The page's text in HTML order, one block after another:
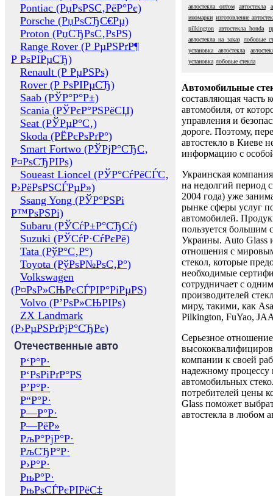
Pontiac (РџРѕРЅС‚РёР°Рє)
Porsche (РџРѕСЂС€Рµ)
Proton (РџСЂРѕС‚РѕРЅ)
Range Rover (Р РµРЅРґР¶
Р РѕРІРµСЂ)
Renault (Р РµРЅРѕ)
Rover (Р РѕРІРµСЂ)
Saab (РЎР°Р°Р±)
Scania (РЎРєР°РЅРёСЏ)
Seat (РЎРµР°С‚)
Skoda (РЁРєРѕРґР°)
Smart Fortwo (РЎРјР°СЂС‚
Р¤РѕСЂРІРѕ)
Soueast Lioncel (РЎР°СѓРёСЃС‚
Р›РёРѕРЅСЃРµР»)
Ssang Yong (РЎР°РЅРі
Р™РѕРЅРі)
Subaru (РЎСѓР±Р°СЂСѓ)
Suzuki (РЎСѓР·СѓРєРё)
Tata (РўР°С‚Р°)
Toyota (РўРѕР№РѕС‚Р°)
Volkswagen
(Р¤РѕР»СЊРєСЃРІР°РіРµРЅ)
Volvo (Р’РѕР»СЊРІРѕ)
ZX Landmark
(Р›РµРЅРґРјР°СЂРє)
Отечественные авто
Р‘Р°Р·
Р‘РѕРіРґР°РЅ
Р’Р°Р·
Р“Р°Р·
Р—Р°Р·
Р—РёР»
РљР°РјР°Р·
РљСЂР°Р·
Р›Р°Р·
РњР°Р·
РњРѕСЃРєРІРёС‡
автостекла оптом
автостекла
иномарки изготовление
pilkington
автостекла honda
автостекла на заказ
лобовые
установка автостекла
установка лобовые стекла
Автомобильные
составляющая часть
автомобиля, от
управления и
дороге. Поэтому,
автостекло в Киеве
информацию с
Украинская
на недолгий период
2004 года) уже
рынке сферы услуг
автомобилей.
пользуется большим
Украины. Auto Glass
отношения с
стекол, которые
необходимые
сотрудничает с
производителей
миру, такими, как
Pilkington, FuYao,
Серьезное отношение
компании к своей
надежному процессу
автомобильных
потребителей цены
Glass поможет
автостекла в любом